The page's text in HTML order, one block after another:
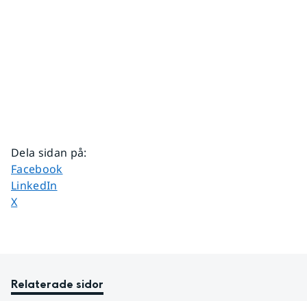
Dela sidan på:
Dela sidan på
Facebook
Dela sidan på
LinkedIn
Dela sidan på
X
Relaterade sidor